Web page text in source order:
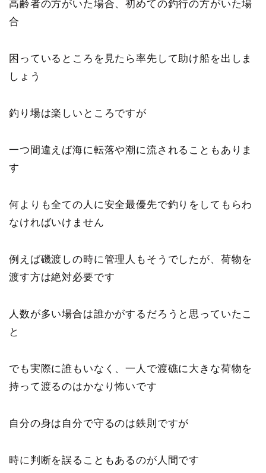
高齢者の方がいた場合、初めての釣行の方がいた場
合
困っているところを見たら率先して助け船を出しま
しょう
釣り場は楽しいところですが
一つ間違えば海に転落や潮に流されることもありま
す
何よりも全ての人に安全最優先で釣りをしてもらわ
なければいけません
例えば磯渡しの時に管理人もそうでしたが、荷物を
渡す方は絶対必要です
人数が多い場合は誰かがするだろうと思っていたこ
と
でも実際に誰もいなく、一人で渡礁に大きな荷物を
持って渡るのはかなり怖いです
自分の身は自分で守るのは鉄則ですが
時に判断を誤ることもあるのが人間です